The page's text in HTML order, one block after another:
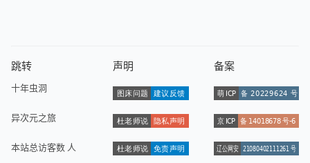
跳转
十年虫洞
异次元之旅
本站总访客数 人
声明 备案